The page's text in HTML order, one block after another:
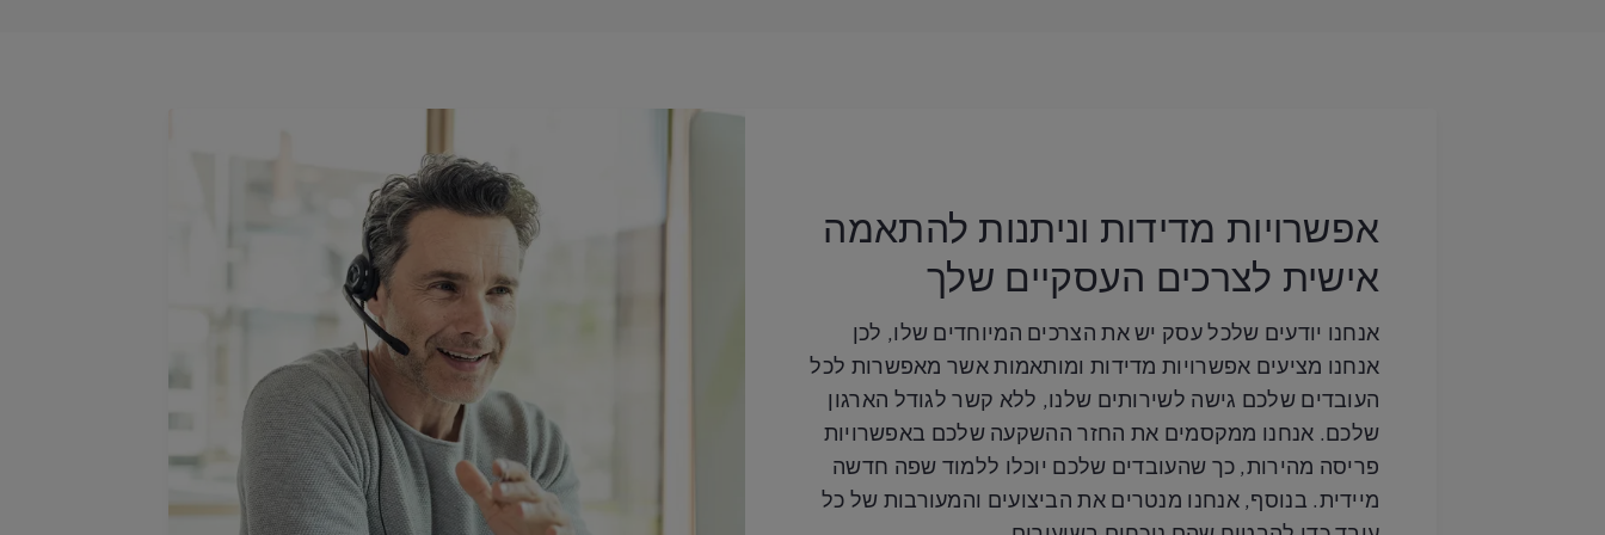
אפשרויות מדידות וניתנות להתאמה
אישית לצרכים העסקיים שלך
אנחנו יודעים שלכל עסק יש את הצרכים המיוחדים שלו, לכן
אנחנו מציעים אפשרויות מדידות ומותאמות אשר מאפשרות לכל
העובדים שלכם גישה לשירותים שלנו, ללא קשר לגודל הארגון
שלכם. אנחנו ממקסמים את החזר ההשקעה שלכם באפשרויות
פריסה מהירות, כך שהעובדים שלכם יוכלו ללמוד שפה חדשה
מיידית. בנוסף, אנחנו מנטרים את הביצועים והמעורבות של כל